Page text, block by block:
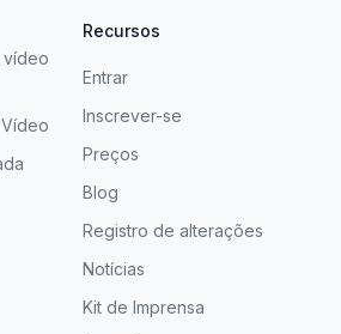
vídeo
Recursos
Entrar
Inscrever-se
Preços
Blog
Registro de alterações
Notícias
Kit de Imprensa